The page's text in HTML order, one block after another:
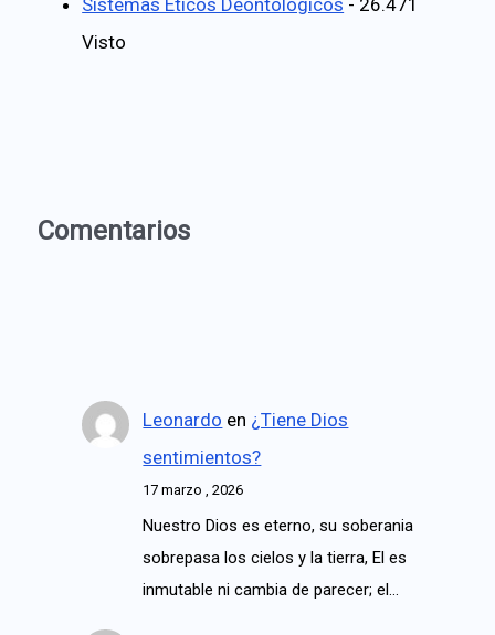
Visto
Comentarios
Leonardo en ¿Tiene Dios
sentimientos?
17 marzo , 2026
Nuestro Dios es eterno, su soberania
sobrepasa los cielos y la tierra, El es
inmutable ni cambia de parecer; el…